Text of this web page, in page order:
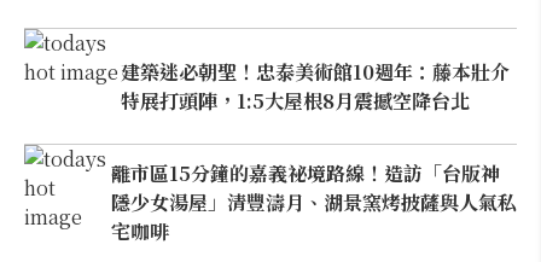
建築迷必朝聖！忠泰美術館10週年：藤本壯介
特展打頭陣，1:5大屋根8月震撼空降台北
離市區15分鐘的嘉義祕境路線！造訪「台版神
隱少女湯屋」清豐濤月、湖景窯烤披薩與人氣私
宅咖啡